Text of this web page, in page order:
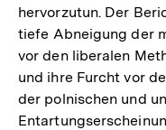
hervorzutun. Der
tiefe Abneigung der
vor den liberalen
und ihre Furcht vor
der polnischen und